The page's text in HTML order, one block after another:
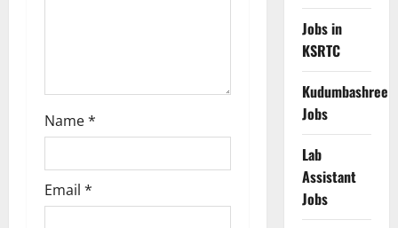
Name*
Email *
Jobs in
KSRTC
Kudumbashree
Jobs
Lab
Assistant
Jobs